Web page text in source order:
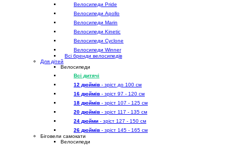
Велосипеди Pride
Велосипеди Apollo
Велосипеди Marin
Велосипеди Kinetic
Велосипеди Cyclone
Велосипеди Winner
Всі бренди велосипедів
Для дітей
Велосипеди
Всі дитячі
12 дюймів - зріст до 100 см
16 дюймів - зріст 97 - 120 см
18 дюймів - зріст 107 - 125 см
20 дюймів - зріст 117 - 135 см
24 дюйми - зріст 127 - 150 см
26 дюймів - зріст 145 - 165 см
Біговели самокати
Велосипеди